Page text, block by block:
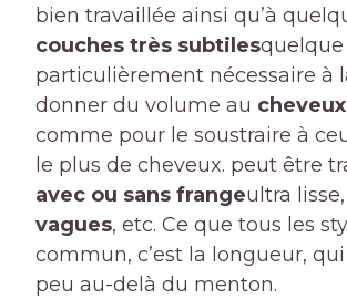
bien travaillée ainsi qu’à
couches très subtilesquelque
particulièrement nécessaire à
donner du volume au
comme pour le soustraire à
le plus de cheveux. peut être
avec ou sans frangeultra
vagues, etc. Ce que tous les
commun, c’est la longueur, qui
peu au-delà du menton.